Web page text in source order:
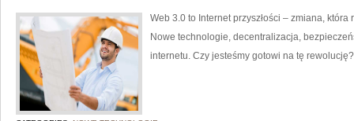
Web 3.0 to Internet przyszłości – zmiana,
Nowe technologie, decentralizacja,
internetu. Czy jesteśmy gotowi na tę